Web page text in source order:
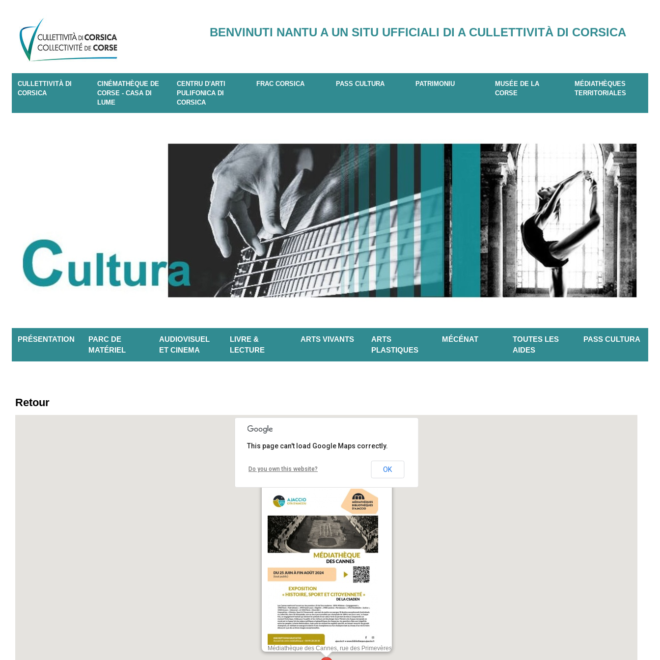
BENVINUTI NANTU A UN SITU UFFICIALI DI A CULLETTIVITÀ DI CORSICA
CULLETTIVITÀ DI
CORSICA
CINÉMATHÈQUE DE
CORSE - CASA DI
LUME
CENTRU D'ARTI
PULIFONICA DI
CORSICA
FRAC CORSICA PASS CULTURA PATRIMONIU
MUSÉE DE LA
CORSE
MÉDIATHÈQUES
TERRITORIALES
PRÉSENTATION
PARC DE
MATÉRIEL
AUDIOVISUEL
ET CINEMA
LIVRE &
LECTURE
ARTS VIVANTS
ARTS
PLASTIQUES
MÉCÉNAT
TOUTES LES
AIDES
PASS CULTURA
Retour
Exposition « Histoire, sport et
Médiathèque des Cannes, rue des Primevères
This page can't load Google Maps correctly.
Do you own this website? OK